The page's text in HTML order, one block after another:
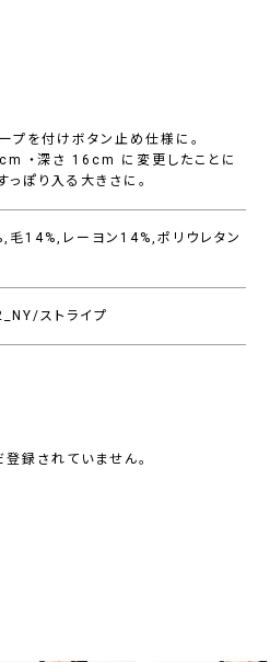
プを付けボタン止め仕様に。
・深さ 16cm に変更したことに
っぽり入る大きさに。
毛14%,レーヨン14%,ポリウレタン
ストライプ
録されていません。